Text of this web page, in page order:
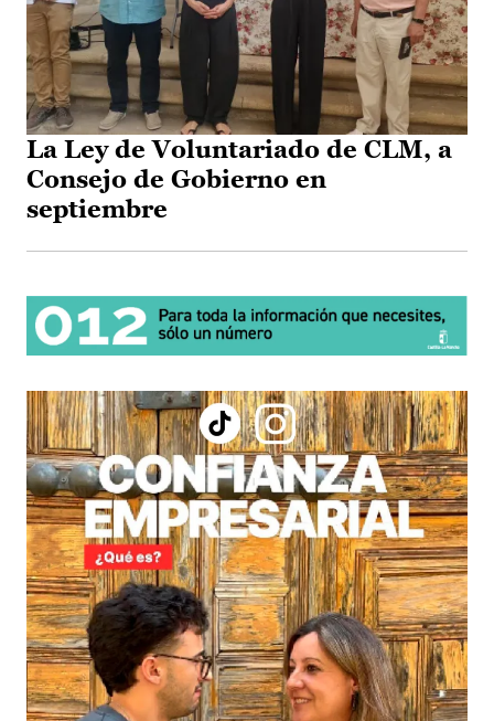
La Ley de Voluntariado de CLM, a
Consejo de Gobierno en
septiembre